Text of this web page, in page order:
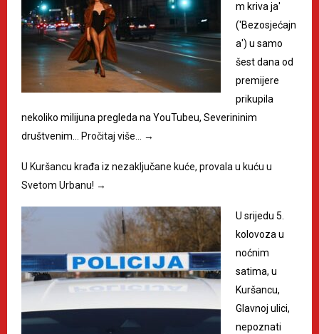
m kriva ja'
('Bezosjećajn
a') u samo
šest dana od
premijere
prikupila
nekoliko milijuna pregleda na YouTubeu, Severininim
društvenim…
Pročitaj više… →
U Kuršancu krađa iz nezaključane kuće, provala u kuću u
Svetom Urbanu! →
U srijedu 5.
kolovoza u
noćnim
satima, u
Kuršancu,
Glavnoj ulici,
nepoznati